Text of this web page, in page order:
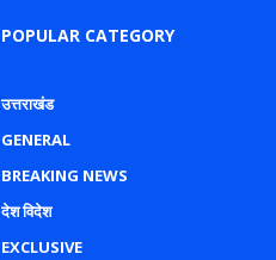
POPULAR CATEGORY
उत्तराखंड
GENERAL
BREAKING NEWS
देश विदेश
EXCLUSIVE